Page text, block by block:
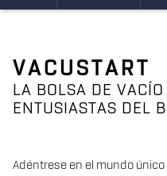
VACUSTART
LA BOLSA DE
ENTUSIASTAS DEL
Adéntrese en el mundo